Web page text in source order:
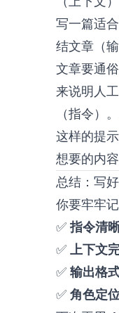
写一篇适
结文章（
文章要通
来说明人
（指令）。
这样的提
想要的内容
总结：写
你要牢牢
✅ 指令清
✅
上下文
✅ 输出格
✅ 角色定